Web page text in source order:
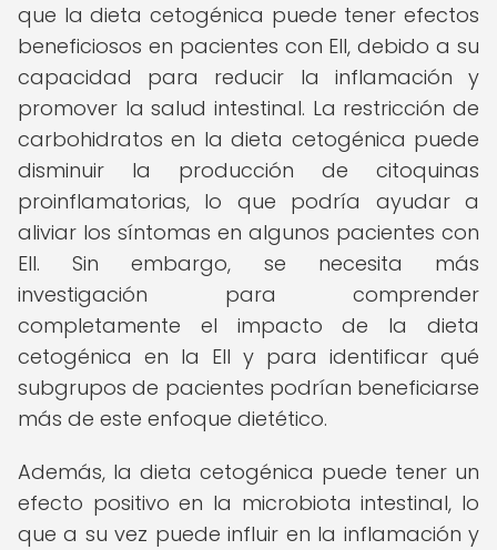
que la dieta cetogénica puede tener efectos
beneficiosos en pacientes con EII, debido a su
capacidad para reducir la inflamación y
promover la salud intestinal. La restricción de
carbohidratos en la dieta cetogénica puede
disminuir la producción de citoquinas
proinflamatorias, lo que podría ayudar a
aliviar los síntomas en algunos pacientes con
EII. Sin embargo, se necesita más
investigación para comprender
completamente el impacto de la dieta
cetogénica en la EII y para identificar qué
subgrupos de pacientes podrían beneficiarse
más de este enfoque dietético.
Además, la dieta cetogénica puede tener un
efecto positivo en la microbiota intestinal, lo
que a su vez puede influir en la inflamación y